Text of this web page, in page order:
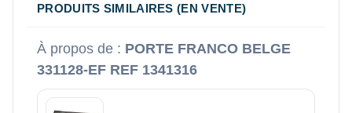
PRODUITS SIMILAIRES (EN VENTE)
À propos de : PORTE FRANCO BELGE
331128-EF REF 1341316